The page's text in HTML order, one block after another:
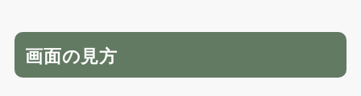
画面の見方